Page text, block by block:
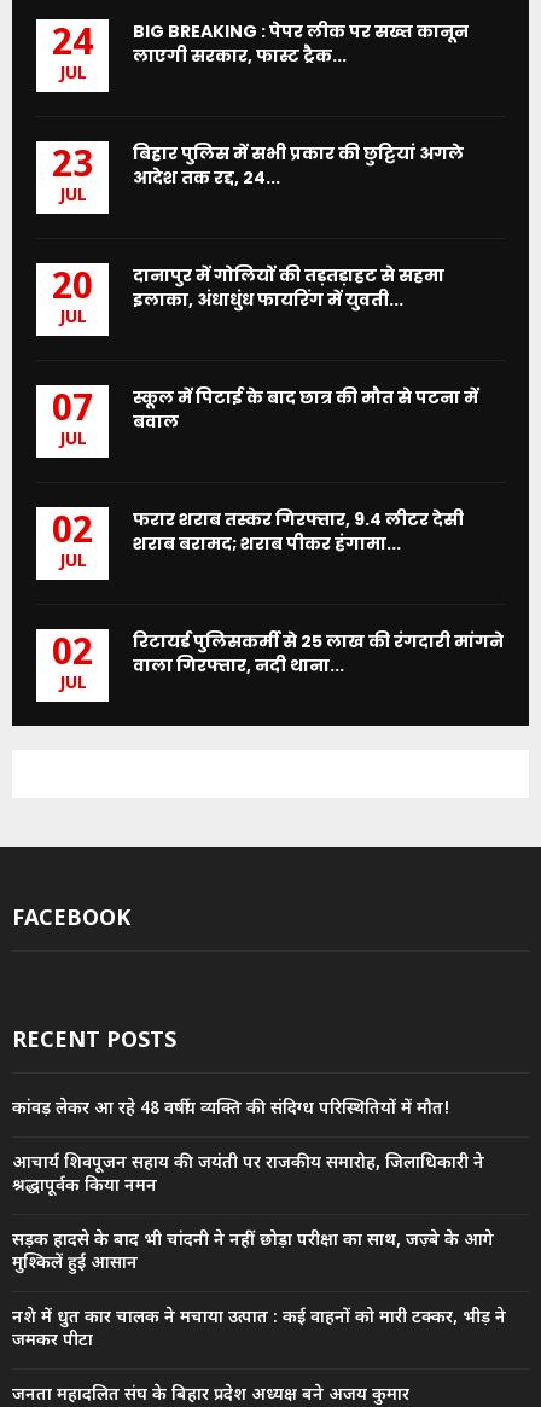
24
JUL
BIG BREAKING : पेपर लीक पर सख्त कानून
लाएगी सरकार, फास्ट ट्रैक...
23
JUL
बिहार पुलिस में सभी प्रकार की छुट्टियां अगले
आदेश तक रद्द, 24...
20
JUL
दानापुर में गोलियों की तड़तड़ाहट से सहमा
इलाका, अंधाधुंध फायरिंग में युवती...
07
JUL
स्कूल में पिटाई के बाद छात्र की मौत से पटना में
बवाल
02
JUL
फरार शराब तस्कर गिरफ्तार, 9.4 लीटर देसी
शराब बरामद; शराब पीकर हंगामा...
02
JUL
रिटायर्ड पुलिसकर्मी से 25 लाख की रंगदारी मांगने
वाला गिरफ्तार, नदी थाना...
FACEBOOK
RECENT POSTS
कांवड़ लेकर आ रहे 48 वर्षीय व्यक्ति की संदिग्ध परिस्थितियों में मौत!
आचार्य शिवपूजन सहाय की जयंती पर राजकीय समारोह, जिलाधिकारी ने
श्रद्धापूर्वक किया नमन
सड़क हादसे के बाद भी चांदनी ने नहीं छोड़ा परीक्षा का साथ, जज़्बे के आगे
मुश्किलें हुईं आसान
नशे में धुत कार चालक ने मचाया उत्पात : कई वाहनों को मारी टक्कर, भीड़ ने
जमकर पीटा
जनता महादलित संघ के बिहार प्रदेश अध्यक्ष बने अजय कुमार